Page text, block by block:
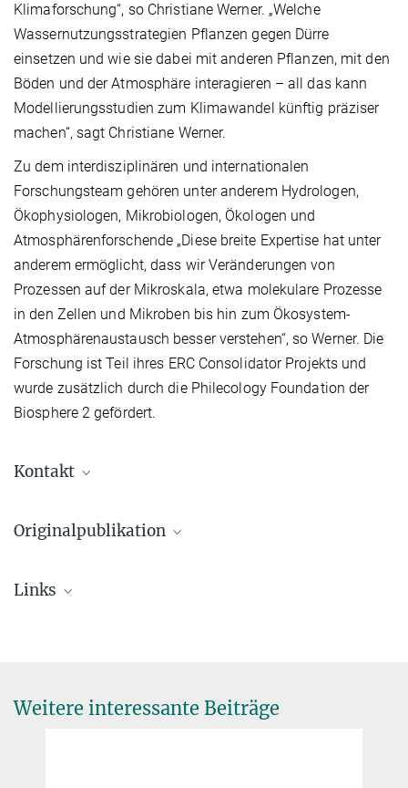
Klimaforschung“, so Christiane Werner. „Welche
Wassernutzungsstrategien Pflanzen gegen Dürre
einsetzen und wie sie dabei mit anderen Pflanzen, mit den
Böden und der Atmosphäre interagieren – all das kann
Modellierungsstudien zum Klimawandel künftig präziser
machen“, sagt Christiane Werner.
Zu dem interdisziplinären und internationalen
Forschungsteam gehören unter anderem Hydrologen,
Ökophysiologen, Mikrobiologen, Ökologen und
Atmosphärenforschende „Diese breite Expertise hat unter
anderem ermöglicht, dass wir Veränderungen von
Prozessen auf der Mikroskala, etwa molekulare Prozesse
in den Zellen und Mikroben bis hin zum Ökosystem-
Atmosphärenaustausch besser verstehen“, so Werner. Die
Forschung ist Teil ihres ERC Consolidator Projekts und
wurde zusätzlich durch die Philecology Foundation der
Biosphere 2 gefördert.
Kontakt
Gruppenleiter
Originalpublikation
Haren, J.; Bahn, M.; Bailey, K.; Bamberger, I.; Beyer, M.
Links
Weitere interessante Beiträge